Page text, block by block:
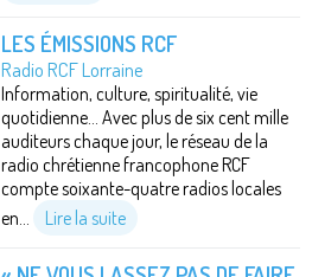
LES ÉMISSIONS RCF
Radio RCF Lorraine
Information, culture, spiritualité, vie
quotidienne… Avec plus de six cent mille
auditeurs chaque jour, le réseau de la
radio chrétienne francophone RCF
compte soixante-quatre radios locales
en...
Lire la suite